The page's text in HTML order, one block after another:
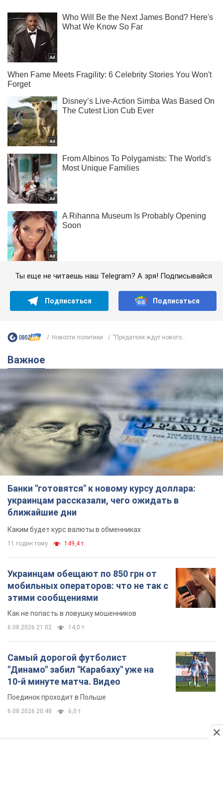
Ты еще не читаешь наш Telegram? А зря! Подписывайся
Подписаться Подписаться
Новости политики "Предатели ждут нового...
Важное
Банки "готовятся" к новому курсу доллара:
украинцам рассказали, чего ожидать в
ближайшие дни
Каким будет курс валюты в обменниках
11 годин тому 149,4 т.
Украинцам обещают по 850 грн от
мобильных операторов: что не так с
этими сообщениями
Как не попасть в ловушку мошенников
6.08.2026 21:02 14,0 т.
Самый дорогой футболист
"Динамо" забил "Карабаху" уже на
10-й минуте матча. Видео
Поединок проходит в Польше
6.08.2026 20:48 6,0 т.